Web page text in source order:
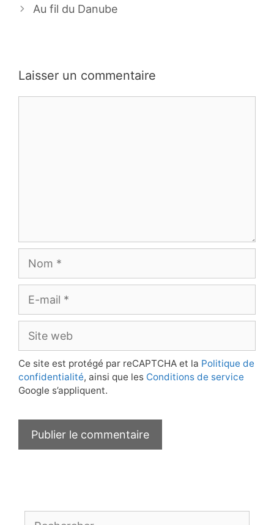
Au fil du Danube
Laisser un commentaire
Site
web
Ce site est protégé par reCAPTCHA et la Politique de
confidentialité, ainsi que les Conditions de service
Google s’appliquent.